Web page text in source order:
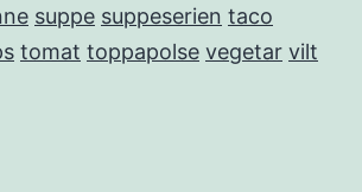
suppe suppeserien taco
tomat toppapolse vegetar vilt